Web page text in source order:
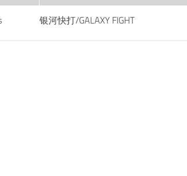
银河快打/GALAXY FIGHT